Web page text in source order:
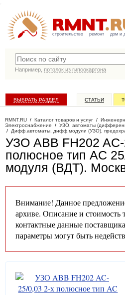
строительство ремонт дом и
Например, потолок из гипсокартона
ВЫБРАТЬ РАЗДЕЛ СТАТЬИ
RMNT.RU / Каталог товаров и услуг /
Электроснабжение / УЗО, автоматы
/ Дифф.автоматы, дифф.модули (УЗО),
УЗО ABB FH202
полюсное тип AC
модуля (ВДТ).
Внимание! Данное
архиве. Описание и стоимость
контактные данные
параметры могут быть